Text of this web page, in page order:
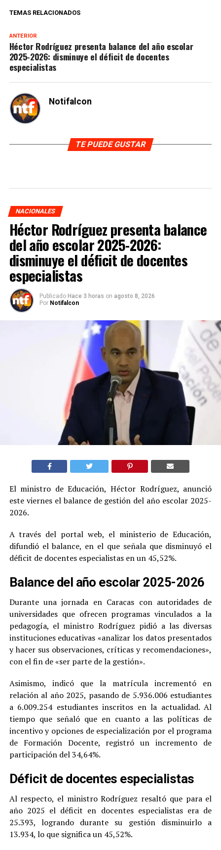
TEMAS RELACIONADOS
ANTERIOR
Héctor Rodríguez presenta balance del año escolar
2025-2026: disminuye el déficit de docentes
especialistas
Notifalcon
TE PUEDE GUSTAR
NACIONALES
Héctor Rodríguez presenta balance
del año escolar 2025-2026:
disminuye el déficit de docentes
especialistas
Publicado Hace 3 horas on agosto 8, 2026
Por Notifalcon
El ministro de Educación, Héctor Rodríguez, anunció
este viernes el balance de gestión del año escolar 2025-
2026.
A través del portal web, el ministerio de Educación,
difundió el balance, en el que señala que disminuyó el
déficit de docentes especialistas en un 45,52%.
Balance del año escolar 2025-2026
Durante una jornada en Caracas con autoridades de
universidades que ofrecen programas vinculados a la
pedagogía, el ministro Rodríguez pidió a las diversas
instituciones educativas «analizar los datos presentados
y hacer sus observaciones, críticas y recomendaciones»,
con el fin de «ser parte de la gestión».
Asimismo, indicó que la matrícula incrementó en
relación al año 2025, pasando de 5.936.006 estudiantes
a 6.009.254 estudiantes inscritos en la actualidad. Al
tiempo que señaló que en cuanto a las políticas de
incentivo y opciones de especialización por el programa
de Formación Docente, registró un incremento de
participación del 34,64%.
Déficit de docentes especialistas
Al respecto, el ministro Rodríguez resaltó que para el
año 2025 el déficit en docentes especialistas era de
25.393, logrando durante su gestión disminuirlo a
13.934, lo que significa un 45,52%.